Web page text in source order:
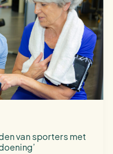
van sporters met